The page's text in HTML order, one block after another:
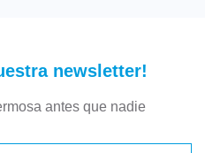
newsletter!
antes que nadie